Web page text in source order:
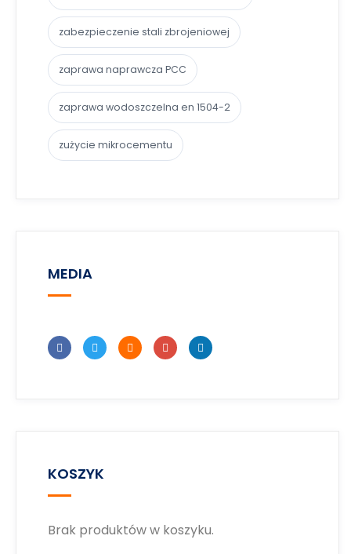
zabezpieczenie stali zbrojeniowej
zaprawa naprawcza PCC
zaprawa wodoszczelna en 1504-2
zużycie mikrocementu
MEDIA
KOSZYK
Brak produktów w koszyku.